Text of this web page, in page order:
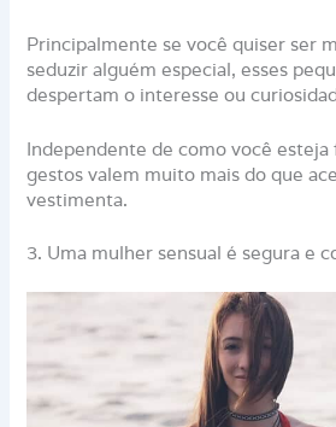
Principalmente se você quiser ser
seduzir alguém especial, esses
despertam o interesse ou
Independente de como você esteja
gestos valem muito mais do que
vestimenta.
3. Uma mulher sensual é segura e